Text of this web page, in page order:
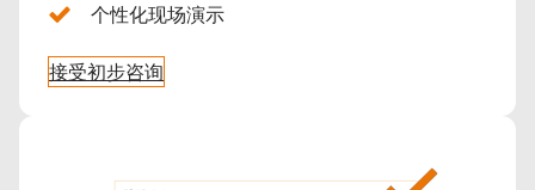
个性化现场演示
接受初步咨询